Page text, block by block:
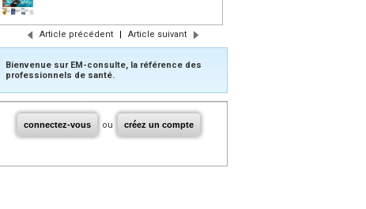
Article précédent | Article suivant
Bienvenue sur EM-consulte, la référence des
professionnels de santé.
connectez-vous ou créez un compte